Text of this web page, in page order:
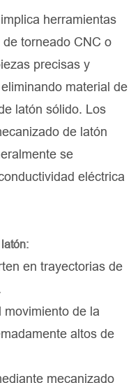
herramientas
torneado CNC o
precisas y
material de
latón sólido. Los
de latón
se
eléctrica
en trayectorias de
de la
altos de
mecanizado